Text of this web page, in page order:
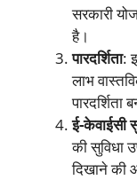
सरकारी
है।
पारदर्शिता:
लाभ
पारदर्शिता
ई-केवाईसी
की सुविधा
दिखाने की